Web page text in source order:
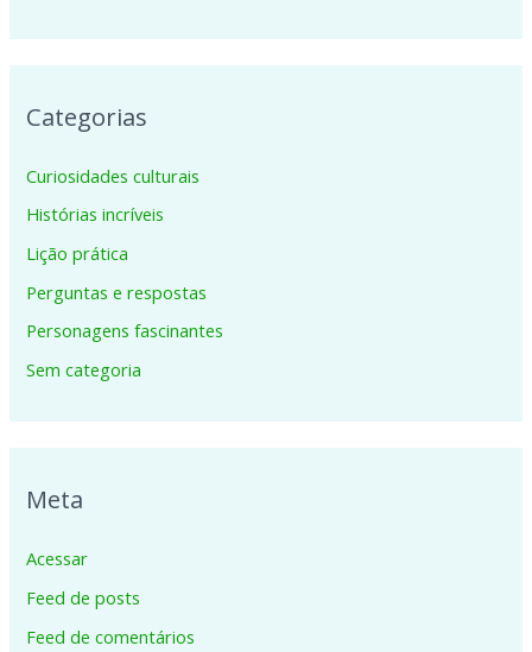
Categorias
Curiosidades culturais
Histórias incríveis
Lição prática
Perguntas e respostas
Personagens fascinantes
Sem categoria
Meta
Acessar
Feed de posts
Feed de comentários